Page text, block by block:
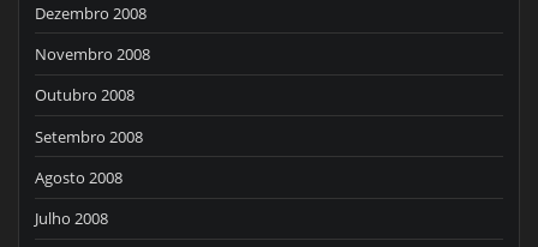
Dezembro 2008
Novembro 2008
Outubro 2008
Setembro 2008
Agosto 2008
Julho 2008